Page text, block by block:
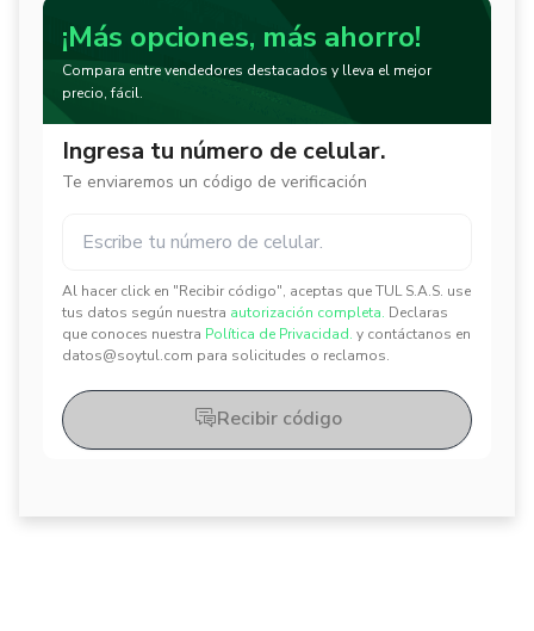
¡Más opciones, más ahorro!
Compara entre vendedores destacados y lleva el mejor
precio, fácil.
Ingresa tu número de celular.
Te enviaremos un código de verificación
Al hacer click en "Recibir código", aceptas que TUL S.A.S. use
tus datos según nuestra autorización completa. Declaras
que conoces nuestra Política de Privacidad. y contáctanos en
datos@soytul.com para solicitudes o reclamos.
✕
✕
Recibir código